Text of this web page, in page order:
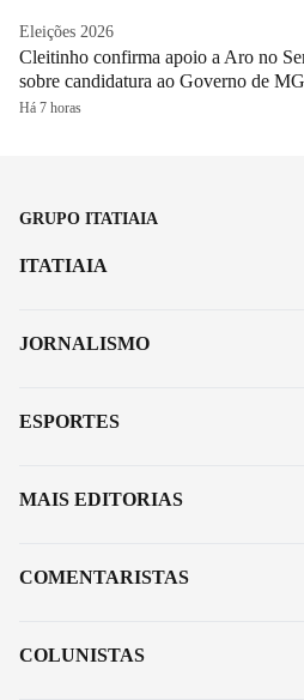
Eleições 2026
Cleitinho confirma apoio a Aro no
sobre candidatura ao Governo de MG
Há 7 horas
GRUPO ITATIAIA
ITATIAIA
JORNALISMO
ESPORTES
MAIS EDITORIAS
COMENTARISTAS
COLUNISTAS